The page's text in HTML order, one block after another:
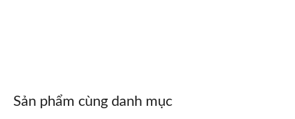
Sản phẩm cùng danh mục